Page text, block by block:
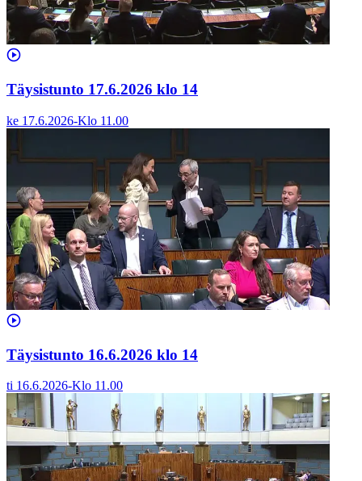
Täysistunto 17.6.2026 klo 14
ke 17.6.2026-Klo 11.00
Täysistunto 16.6.2026 klo 14
ti 16.6.2026-Klo 11.00